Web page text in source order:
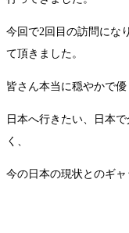
今回で2回目の訪問にな
て頂きました。
皆さん本当に穏やかで優
日本へ行きたい、日本
く、
今の日本の現状とのギャ